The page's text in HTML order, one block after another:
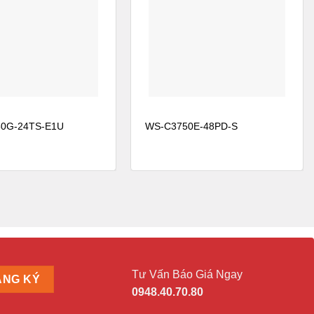
24TS-E1U WS-C3750E-48PD-S
Tư Vấn Báo Giá Ngay
0948.40.70.80